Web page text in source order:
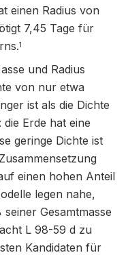
einen Radius von
7,45 Tage für
1
und Radius
von nur etwa
ist als die Dichte
Erde hat eine
geringe Dichte ist
einen hohen Anteil
legen nahe,
Gesamtmasse
L 98-59 d zu
Kandidaten für